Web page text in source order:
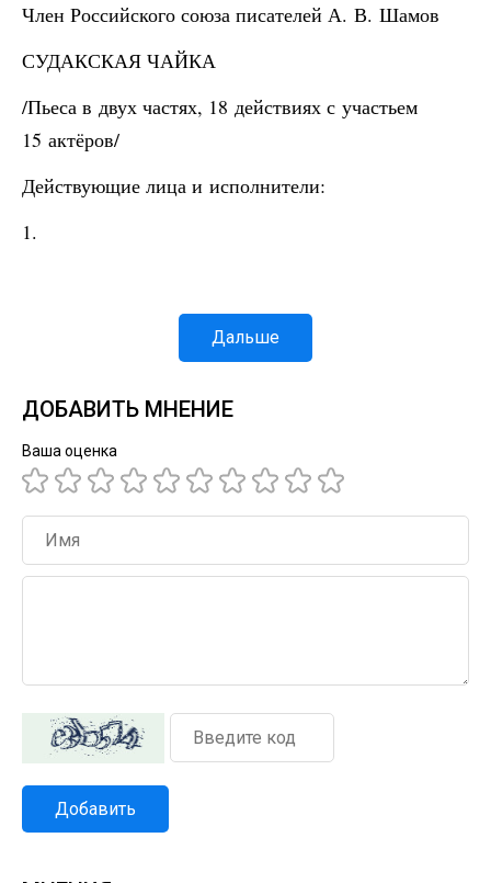
Член Российского союза писателей А. В. Шамов
СУДАКСКАЯ ЧАЙКА
/Пьеса в двух частях, 18 действиях с участьем
15 актёров/
Действующие лица и исполнители:
1.
Дальше
ДОБАВИТЬ МНЕНИЕ
Ваша оценка
Добавить